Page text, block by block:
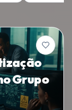
e Linux